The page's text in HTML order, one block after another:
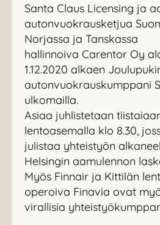
Santa Claus Licensing ja
autonvuokrausketjua
Norjassa ja Tanskassa
hallinnoiva Carentor Oy
1.12.2020 alkaen
autonvuokrauskumppani
ulkomailla.
Asiaa juhlistetaan
lentoasemalla klo 8.30,
julistaa yhteistyön
Helsingin aamulennon
Myös Finnair ja Kittilän
operoiva Finavia ovat
virallisia